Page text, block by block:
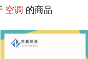
空调 的商品